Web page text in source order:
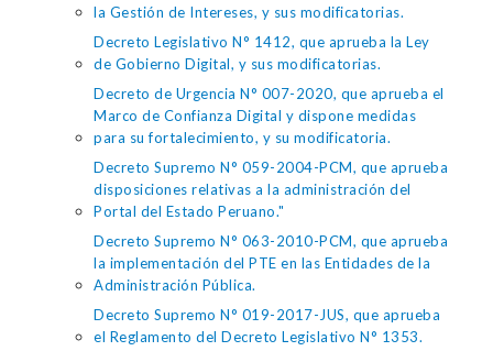
la Gestión de Intereses, y sus modificatorias.
Decreto Legislativo N° 1412, que aprueba la Ley
de Gobierno Digital, y sus modificatorias.
Decreto de Urgencia N° 007-2020, que aprueba el
Marco de Confianza Digital y dispone medidas
para su fortalecimiento, y su modificatoria.
Decreto Supremo N° 059-2004-PCM, que aprueba
disposiciones relativas a la administración del
Portal del Estado Peruano."
Decreto Supremo N° 063-2010-PCM, que aprueba
la implementación del PTE en las Entidades de la
Administración Pública.
Decreto Supremo N° 019-2017-JUS, que aprueba
el Reglamento del Decreto Legislativo N° 1353.